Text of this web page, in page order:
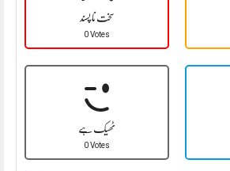
سخت نا پسند
0 Votes
ٹھیک ہے
0 Votes